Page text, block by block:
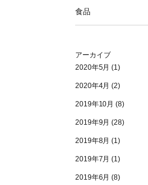
食品
アーカイブ
2020年5月 (1)
2020年4月 (2)
2019年10月 (8)
2019年9月 (28)
2019年8月 (1)
2019年7月 (1)
2019年6月 (8)